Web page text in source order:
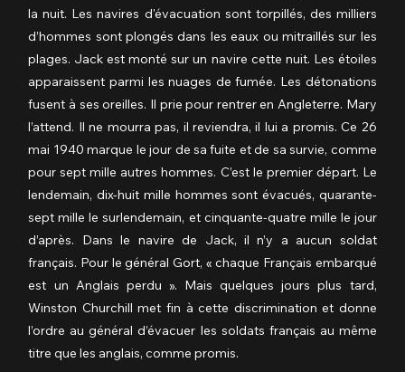
la nuit. Les navires d'évacuation sont torpillés, des milliers
d’hommes sont plongés dans les eaux ou mitraillés sur les
plages. Jack est monté sur un navire cette nuit. Les étoiles
apparaissent parmi les nuages de fumée. Les détonations
fusent à ses oreilles. Il prie pour rentrer en Angleterre. Mary
l’attend. Il ne mourra pas, il reviendra, il lui a promis. Ce 26
mai 1940 marque le jour de sa fuite et de sa survie, comme
pour sept mille autres hommes. C’est le premier départ. Le
lendemain, dix-huit mille hommes sont évacués, quarante-
sept mille le surlendemain, et cinquante-quatre mille le jour
d’après. Dans le navire de Jack, il n’y a aucun soldat
français. Pour le général Gort, « chaque Français embarqué
est un Anglais perdu ». Mais quelques jours plus tard,
Winston Churchill met fin à cette discrimination et donne
l’ordre au général d’évacuer les soldats français au même
titre que les anglais, comme promis.